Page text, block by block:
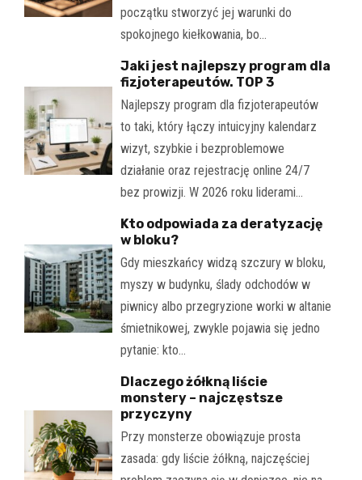
początku stworzyć jej warunki do
spokojnego kiełkowania, bo…
Jaki jest najlepszy program dla
fizjoterapeutów. TOP 3
Najlepszy program dla fizjoterapeutów
to taki, który łączy intuicyjny kalendarz
wizyt, szybkie i bezproblemowe
działanie oraz rejestrację online 24/7
bez prowizji. W 2026 roku liderami…
Kto odpowiada za deratyzację
w bloku?
Gdy mieszkańcy widzą szczury w bloku,
myszy w budynku, ślady odchodów w
piwnicy albo przegryzione worki w altanie
śmietnikowej, zwykle pojawia się jedno
pytanie: kto…
Dlaczego żółkną liście
monstery – najczęstsze
przyczyny
Przy monsterze obowiązuje prosta
zasada: gdy liście żółkną, najczęściej